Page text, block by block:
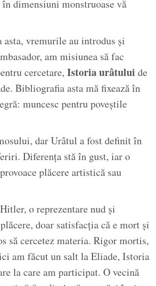
dimensiuni monstruoase vă
vremurile au introdus și
am misiunea să fac
cercetare, Istoria urâtului de
Bibliografia asta mă fixează în
muncesc pentru poveștile
dar Urâtul a fost definit în
Diferența stă în gust, iar o
plăcere artistică sau
o reprezentare nud și
doar satisfacția că e mort și
să cercetez materia. Rigor mortis,
am făcut un salt la Eliade, Istoria
la care am participat. O vecină